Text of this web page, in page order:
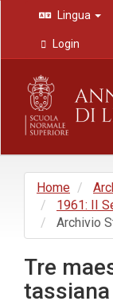
Navigazione
principale
Contenuto
principale
Barra
laterale
Lingua
Login
Home
1961: II
Archivio
Tre
tassiana